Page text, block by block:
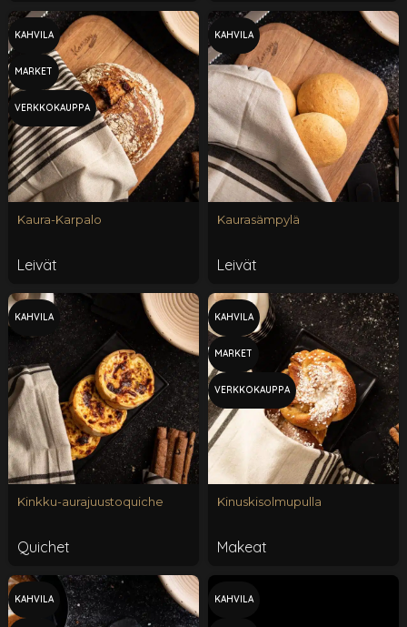
KAHVILA
MARKET
VERKKOKAUPPA
Kaura-Karpalo
Leivät
KAHVILA
Kaurasämpylä
Leivät
KAHVILA
Kinkku-aurajuustoquiche
Quichet
KAHVILA
MARKET
VERKKOKAUPPA
Kinuskisolmupulla
Makeat
KAHVILA KAHVILA